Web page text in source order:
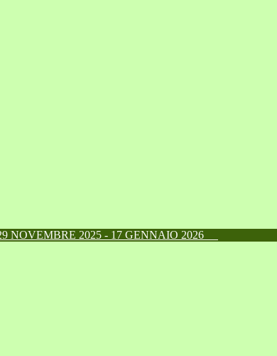
NOVEMBRE 2025 - 17 GENNAIO 2026